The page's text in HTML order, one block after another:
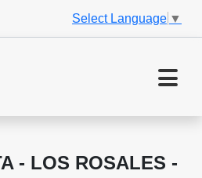
Select Language ▼
- LOS ROSALES -